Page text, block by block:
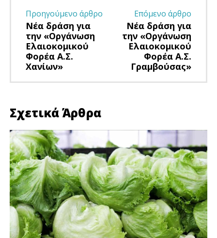
Προηγούμενο άρθρο
Νέα δράση για
την «Οργάνωση
Ελαιοκομικού
Φορέα Α.Σ.
Χανίων»
Επόμενο άρθρο
Νέα δράση για
την «Οργάνωση
Ελαιοκομικού
Φορέα Α.Σ.
Γραμβούσας»
Σχετικά Άρθρα